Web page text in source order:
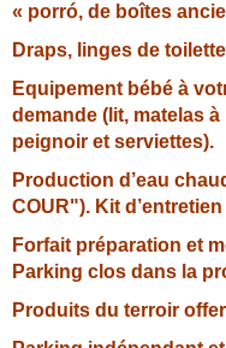
« porró, de boîtes
Draps, linges de
Equipement bébé à
demande (lit, matelas
peignoir et serviettes).
Production d’eau
COUR"). Kit
Forfait préparation et
Parking clos dans la
Produits du terroir